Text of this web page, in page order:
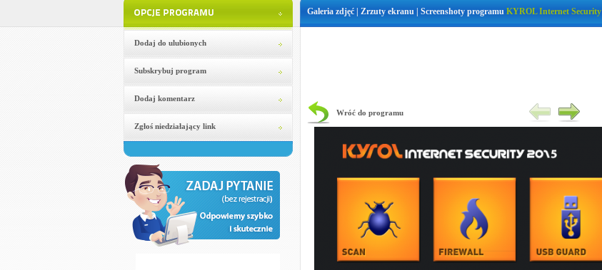
Dodaj do ulubionych
Subskrybuj program
Dodaj komentarz
Zgłoś niedziałający link
Galeria zdjęć | Zrzuty ekranu | Screenshoty programu KYROL Internet Security
Wróć do programu